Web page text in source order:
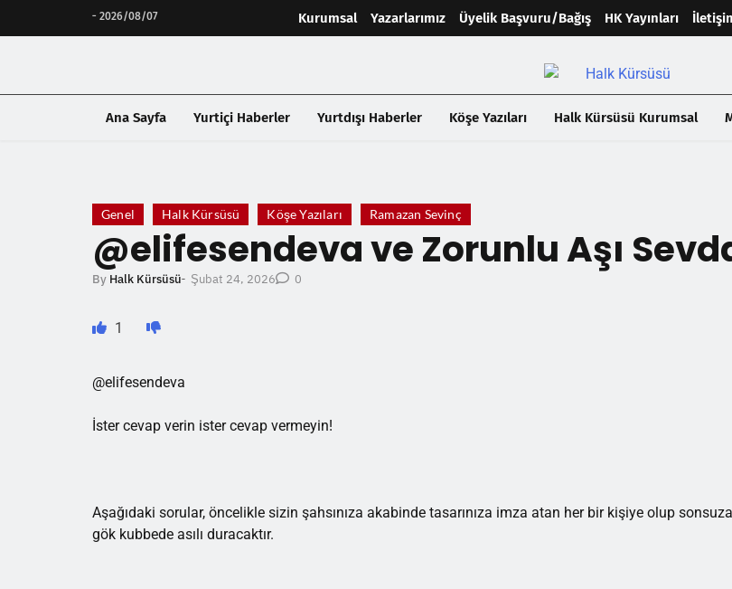
- 2026/08/07 Kurumsal Yazarlarımız Üyelik Başvuru/Bağış HK Yayınları
Ana Sayfa Yurtiçi Haberler Yurtdışı Haberler Köşe Yazıları Halk Kürsüsü Kurumsal
Genel Halk Kürsüsü Köşe Yazıları Ramazan Sevinç
@elifesendeva ve Zorunlu Aşı
By Halk Kürsüsü- Şubat 24, 2026 0
1
@elifesendeva
İster cevap verin ister cevap vermeyin!
Aşağıdaki sorular, öncelikle sizin şahsınıza akabinde tasarınıza imza atan her bir kişiye olup
gök kubbede asılı duracaktır.